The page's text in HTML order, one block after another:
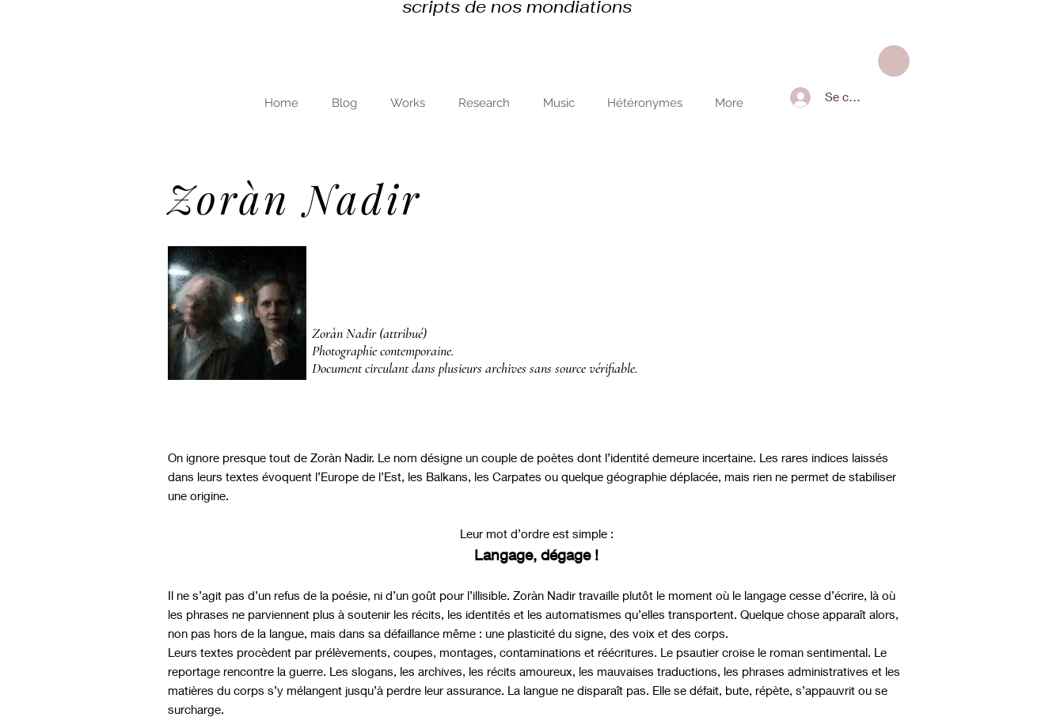
scripts de nos mondiations
Home Blog Works Research Music Hétéronymes More Se connecter
Zoràn Nadir
Zoràn Nadir (attribué)
Photographie contemporaine.
Document circulant dans plusieurs archives sans source vérifiable.
On ignore presque tout de Zoràn Nadir. Le nom désigne un couple de poètes dont l’identité demeure incertaine. Les rares indices laissés
dans leurs textes évoquent l’Europe de l’Est, les Balkans, les Carpates ou quelque géographie déplacée, mais rien ne permet de stabiliser
une origine.
Leur mot d’ordre est simple :
Langage, dégage !
Il ne s’agit pas d’un refus de la poésie, ni d’un goût pour l’illisible. Zoràn Nadir travaille plutôt le moment où le langage cesse d’écrire, là où
les phrases ne parviennent plus à soutenir les récits, les identités et les automatismes qu’elles transportent. Quelque chose apparaît alors,
non pas hors de la langue, mais dans sa défaillance même : une plasticité du signe, des voix et des corps.
Leurs textes procèdent par prélèvements, coupes, montages, contaminations et réécritures. Le psautier croise le roman sentimental. Le
reportage rencontre la guerre. Les slogans, les archives, les récits amoureux, les mauvaises traductions, les phrases administratives et les
matières du corps s’y mélangent jusqu’à perdre leur assurance. La langue ne disparaît pas. Elle se défait, bute, répète, s’appauvrit ou se
surcharge.